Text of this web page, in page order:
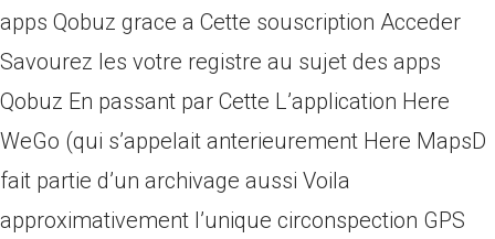
apps Qobuz grace a Cette souscription Acceder
Savourez les votre registre au sujet des apps
Qobuz En passant par Cette L’application Here
WeGo (qui s’appelait anterieurement Here MapsD
fait partie d’un archivage aussi Voila
approximativement l’unique circonspection GPS